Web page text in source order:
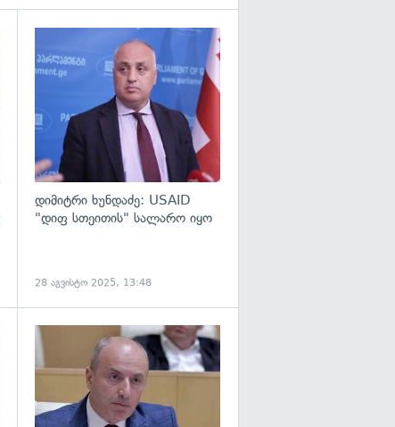
დიმიტრი ხუნდაძე: USAID
"დიფ სთეითის" სალარო იყო
28 აგვისტო 2025, 13:48